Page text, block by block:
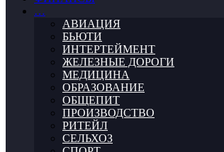
…
АВИАЦИЯ
БЬЮТИ
ИНТЕРТЕЙМЕНТ
ЖЕЛЕЗНЫЕ ДОРОГИ
МЕДИЦИНА
ОБРАЗОВАНИЕ
ОБЩЕПИТ
ПРОИЗВОДСТВО
РИТЕЙЛ
СЕЛЬХОЗ